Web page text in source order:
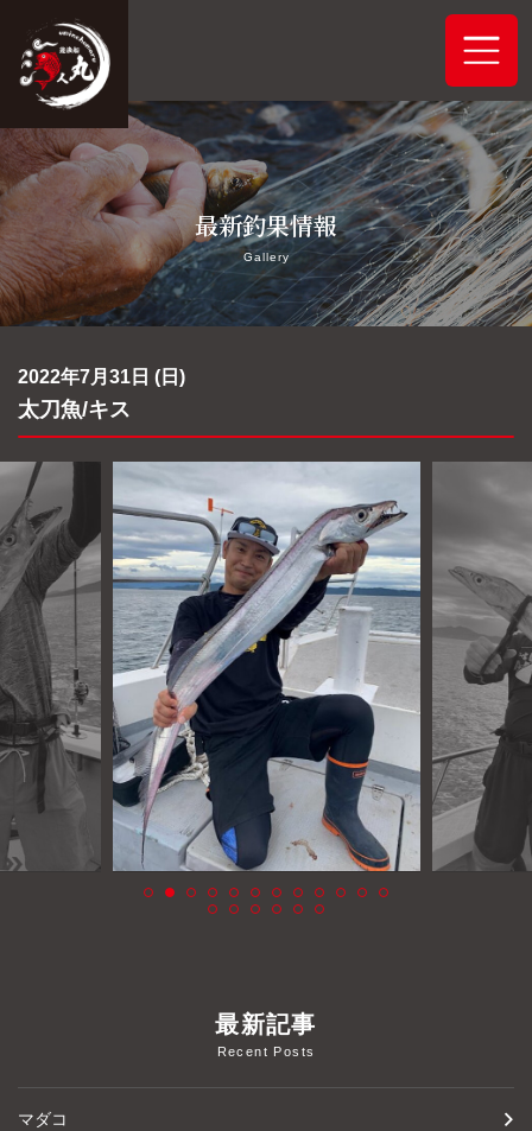
ホーム
システムご案内
最新釣果情報
船舶概要
アクセス
よくあるご質問
プライバシーポリシー
お問い合わせ
お知らせ
最新釣果情報
Gallery
2022年7月31日 (日)
太刀魚/キス
最新記事
Recent Posts
マダコ